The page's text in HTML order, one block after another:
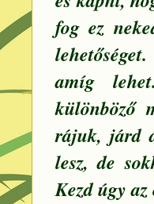
fog ez
amíg
különböző
rájuk, járd
lesz, de
Kezd úgy